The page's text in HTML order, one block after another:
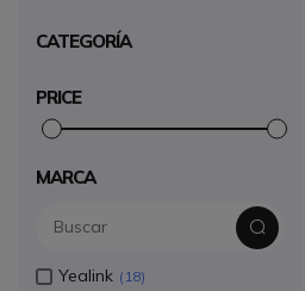
CATEGORÍA
PRICE
MARCA
Yealink 18